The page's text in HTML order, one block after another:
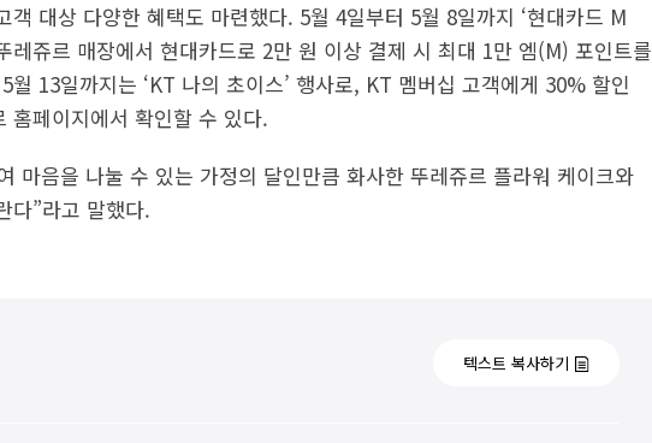
대상 다양한 혜택도 마련했다. 5월 4일부터 5월 8일까지 ‘현대카드 M
레쥬르 매장에서 현대카드로 2만 원 이상 결제 시 최대 1만 엠(M) 포인트를
13일까지는 ‘KT 나의 초이스’ 행사로, KT 멤버십 고객에게 30% 할인
홈페이지에서 확인할 수 있다.
마음을 나눌 수 있는 가정의 달인만큼 화사한 뚜레쥬르 플라워 케이크와
다”라고 말했다.
텍스트 복사하기